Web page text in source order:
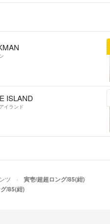
ISLAND
イランド
ツ 寅壱/超超ロング/85(紺)
/85(紺)